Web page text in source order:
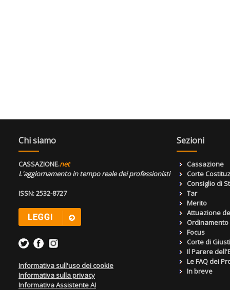
Chi siamo
CASSAZIONE.net
L'aggiornamento in tempo reale dei professionisti
ISSN: 2532-8727
Informativa sull'uso dei cookie
Informativa sulla privacy
Informativa Assistente AI
Sezioni
Cassazione
Corte
Consiglio di
Tar
Merito
Attuazione
Focus
Corte di
Il Parere
Le FAQ dei
In breve